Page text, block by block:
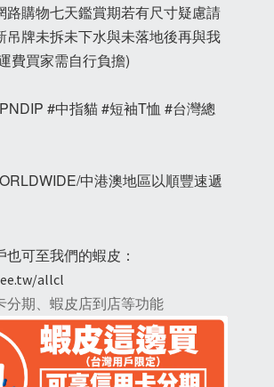
路購物七天鑑賞期若有尺寸疑慮請
吊牌未拆未下水與未落地後再與我
費買家需自行負擔)
#中指貓 #短袖T恤 #台灣總
中港澳地區以順豐速遞
可至我們的蝦皮：
allcl
分期、蝦皮店到店等功能